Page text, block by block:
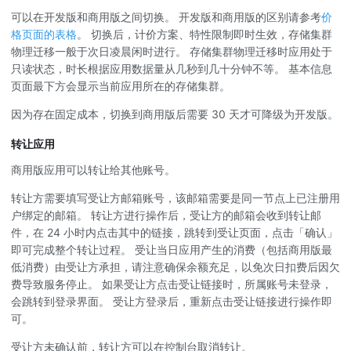
可以在开发版和商用版之间切换。 开发版和商用版的区别请参考价
格页面的表格。 切换后，计价方案、特性限制即时生效，存储集群
物理迁移一般于次日凌晨闲时进行。 存储集群物理迁移时应用处于
只读状态，时长根据应用数据量从几秒到几十分钟不等。 基本信息
页面最下方会显示当前应用所在的存储集群。
因为存在固定成本，切换到商用版后需要 30 天才可降级为开发版。
转让应用
商用版应用可以转让给其他账号。
转让方需要填写受让方邮箱账号，该邮箱需要是同一节点上已注册用
户绑定的邮箱。 转让方进行操作后，受让方的邮箱会收到转让邮
件，在 24 小时内点击其中的链接，跳转到受让页面，点击「确认」
即可完成整个转让过程。 受让当日应用产生的消费（包括商用版最
低消费）由受让方承担，请注意确保余额充足，以免次日扣费后因欠
费导致服务停止。 如果受让方点击受让链接时，所属账号未登录，
会跳转到登录界面。 受让方登录后，重新点击受让链接进行操作即
可。
受让方未确认前，转让方可以在控制台取消转让。